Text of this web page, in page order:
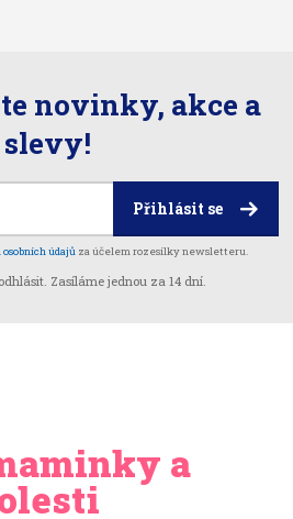
novinky, akce a
slevy!
Přihlásit se
údajů za účelem rozesílky newsletteru.
Zasíláme jednou za 14 dní.
a